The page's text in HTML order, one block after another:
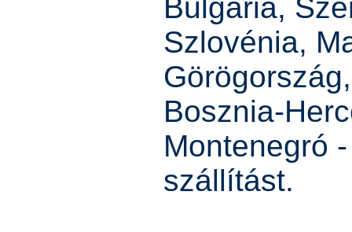
Bulgária,
Szlovénia,
Bosznia-
Montenegró
szállítást.